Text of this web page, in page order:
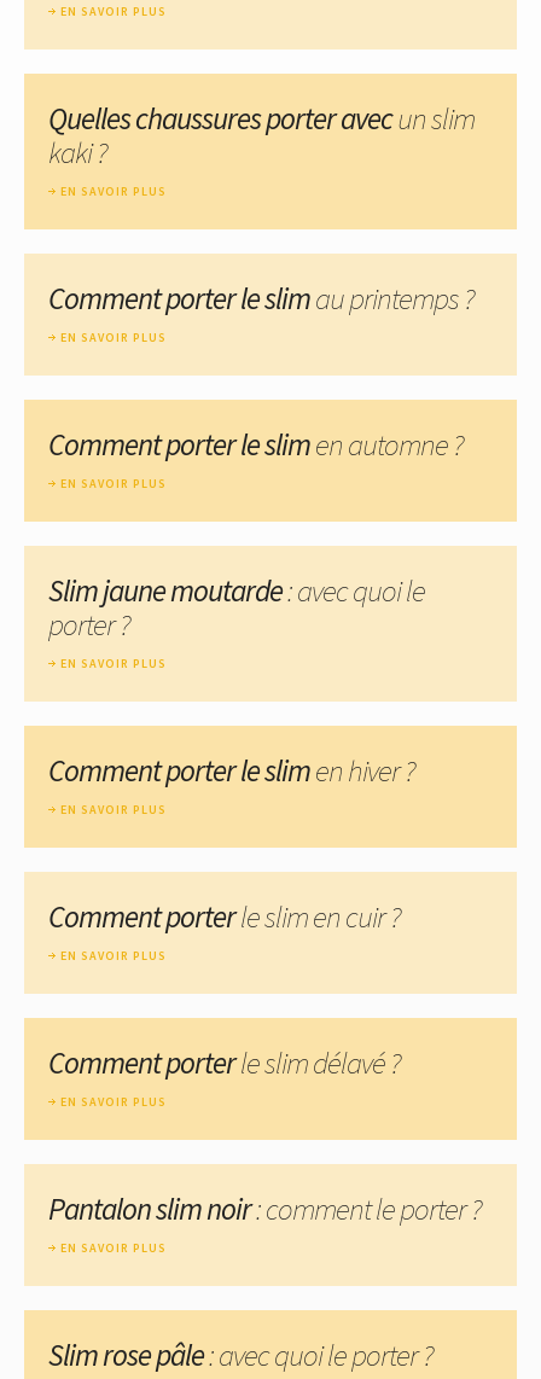
EN SAVOIR PLUS
Quelles chaussures porter avecun slim
kaki ?
EN SAVOIR PLUS
Comment porter le slimau printemps ?
EN SAVOIR PLUS
Comment porter le slimen automne ?
EN SAVOIR PLUS
Slim jaune moutarde: avec quoi le
porter ?
EN SAVOIR PLUS
Comment porter le slimen hiver ?
EN SAVOIR PLUS
Comment porterle slim en cuir ?
EN SAVOIR PLUS
Comment porterle slim délavé ?
EN SAVOIR PLUS
Pantalon slim noir: comment le porter ?
EN SAVOIR PLUS
Slim rose pâle: avec quoi le porter ?